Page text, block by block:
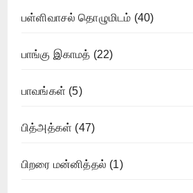
பள்ளிவாசல் தொழுமிடம் (40)
பாங்கு இகாமத் (22)
பாவங்கள் (5)
பித்அத்கள் (47)
பிறரை மன்னித்தல் (1)